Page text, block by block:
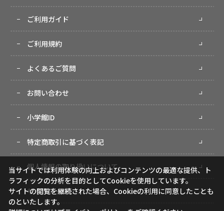
ご利用ガイド
ご利用規約
よくあるご質問
お問い合わせ
小学館ID
特定商取引に基づく表記
個人情報の取り扱いについて
サイトマップ
当サイトでは利用体験の向上およびコンテンツの最適な提供、ト
ラフィックの分析を目的としてCookieを使用しています。
サイトの閲覧を継続された場合、Cookieの利用に同意したことも
のといたします。